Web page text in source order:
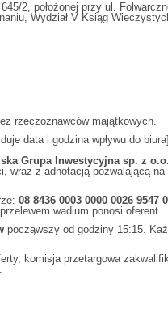
2, położonej przy ul.
Wydział V Ksiąg
rzeczoznawców majątkowych.
data i godzina wpływu do
Grupa Inwestycyjna sp. z
wraz z adnotacją pozwalającą
08 8436 0003 0000 0026 9547
wadium ponosi oferent.
począwszy od godziny 15:15.
komisja przetargowa